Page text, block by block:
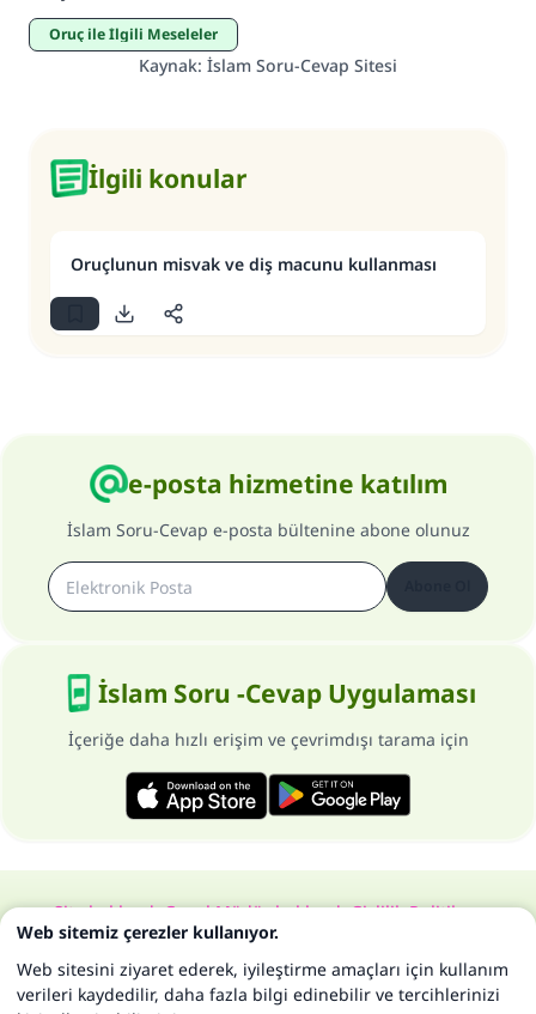
Oruç ile İlgili Meseleler
Kaynak: İslam Soru-Cevap Sitesi
İlgili konular
Oruçlunun misvak ve diş macunu kullanması
e-posta hizmetine katılım
İslam Soru-Cevap e-posta bültenine abone olunuz
İslam Soru -Cevap Uygulaması
İçeriğe daha hızlı erişim ve çevrimdışı tarama için
Site hakkındaGenel Müdür hakkındaGizlilik Politikası
Bütün hakları, www.islam-qa.com sitesine aittir 1997-2025 ©
Web sitemiz çerezler kullanıyor.
Web sitesini ziyaret ederek, iyileştirme amaçları için kullanım
verileri kaydedilir, daha fazla bilgi edinebilir ve tercihlerinizi